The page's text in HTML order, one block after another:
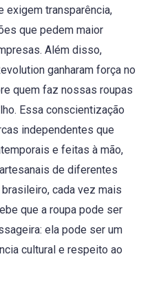
exigem transparência,
que pedem maior
Além disso,
ganharam força no
quem faz nossas roupas
Essa conscientização
independentes que
e feitas à mão,
de diferentes
cada vez mais
que a roupa pode ser
ela pode ser um
cultural e respeito ao